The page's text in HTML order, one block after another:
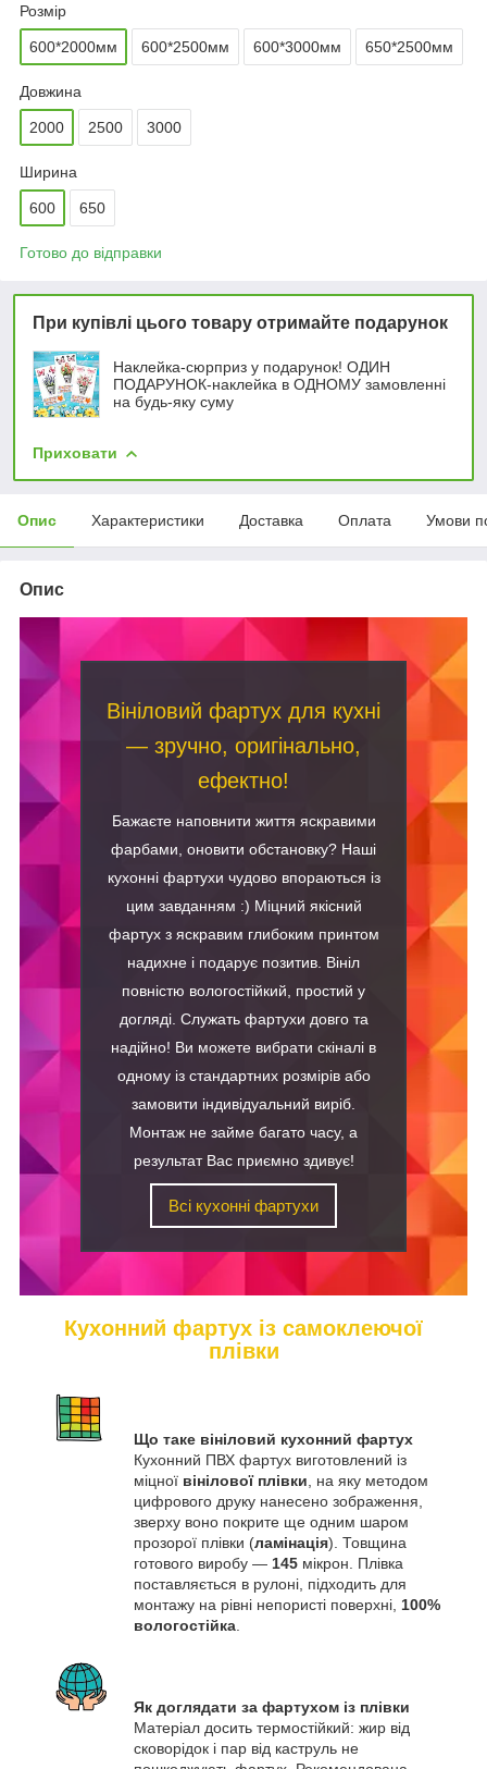
Розмір
600*2000мм 600*2500мм 600*3000мм 650*2500мм
Довжина
2000 2500 3000
Ширина
600 650
Готово до відправки
При купівлі цього товару отримайте подарунок
Наклейка-сюрприз у подарунок! ОДИН
ПОДАРУНОК-наклейка в ОДНОМУ замовленні
на будь-яку суму
Приховати
Опис Характеристики Доставка Оплата Умови
Опис
Вініловий фартух для кухні
— зручно, оригінально,
ефектно!
Бажаєте наповнити життя яскравими
фарбами, оновити обстановку? Наші
кухонні фартухи чудово впораються із
цим завданням :) Міцний якісний
фартух з яскравим глибоким принтом
надихне і подарує позитив. Вініл
повністю вологостійкий, простий у
догляді. Служать фартухи довго та
надійно! Ви можете вибрати скіналі в
одному із стандартних розмірів або
замовити індивідуальний виріб.
Монтаж не займе багато часу, а
результат Вас приємно здивує!
Всі кухонні фартухи
Кухонний фартух із самоклеючої
плівки
Що таке вініловий кухонний фартух
Кухонний ПВХ фартух виготовлений із
міцної вінілової плівки, на яку методом
цифрового друку нанесено зображення,
зверху воно покрите ще одним шаром
прозорої плівки (ламінація). Товщина
готового виробу — 145 мікрон. Плівка
поставляється в рулоні, підходить для
монтажу на рівні непористі поверхні, 100%
вологостійка.
Як доглядати за фартухом із плівки
Матеріал досить термостійкий: жир від
сковорідок і пар від каструль не